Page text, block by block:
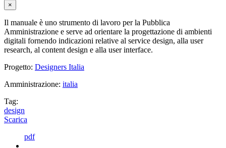
×
Il manuale è uno strumento di lavoro per la Pubblica
Amministrazione e serve ad orientare la progettazione di ambienti
digitali fornendo indicazioni relative al service design, alla user
research, al content design e alla user interface.
Progetto: Designers Italia
Amministrazione: italia
Tag:
design
Scarica
pdf